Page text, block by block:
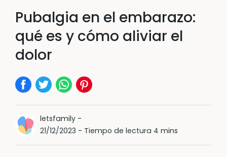
Pubalgia en el embarazo:
qué es y cómo aliviar el
dolor
letsfamily-
21/12/2023 - Tiempo de lectura 4 mins